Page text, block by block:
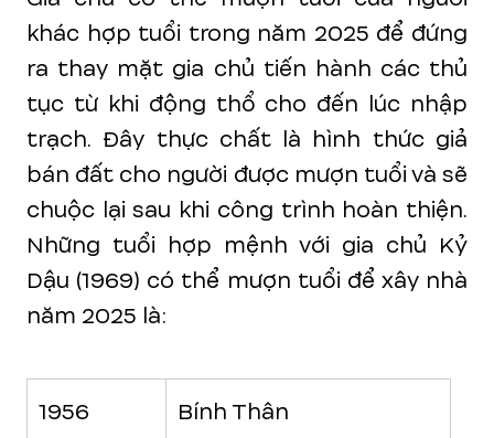
khác hợp tuổi trong năm 2025 để đứng
ra thay mặt gia chủ tiến hành các thủ
tục từ khi động thổ cho đến lúc nhập
trạch. Đây thực chất là hình thức giả
bán đất cho người được mượn tuổi và sẽ
chuộc lại sau khi công trình hoàn thiện.
Những tuổi hợp mệnh với gia chủ Kỷ
Dậu (1969) có thể mượn tuổi để xây nhà
năm 2025 là:
1956 Bính Thân